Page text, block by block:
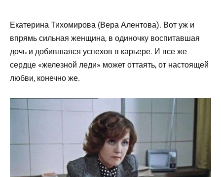
Екатерина Тихомирова (Вера Алентова). Вот уж и
впрямь сильная женщина, в одиночку воспитавшая
дочь и добившаяся успехов в карьере. И все же
сердце «железной леди» может оттаять, от настоящей
любви, конечно же.